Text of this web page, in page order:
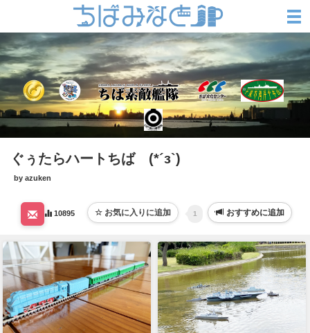
ぐぅたらハートちば (*´з`)
by azuken
10895 1 おすすめに追加